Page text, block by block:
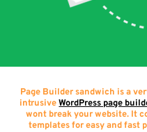
Page Builder sandwich is a
intrusiveWordPress page
wont break your website. It
templates for easy and fast